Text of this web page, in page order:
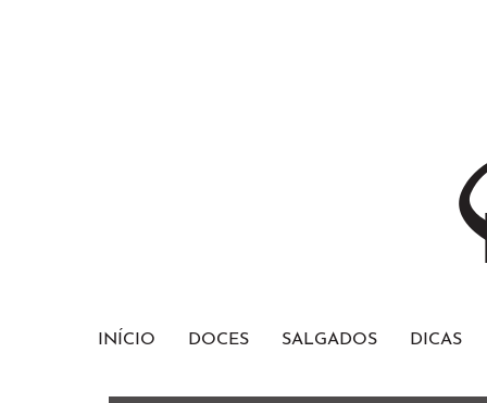
INÍCIO DOCES SALGADOS DICAS